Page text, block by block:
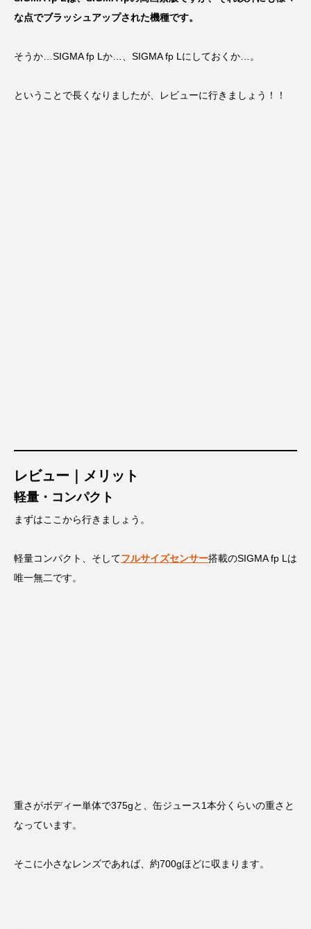
な点でブラッシュアップされた機種です。
そうか…SIGMA fp Lか…、SIGMA fp Lにしておくか…。
ということで長くなりましたが、レビューに行きましょう！！
レビュー｜メリット
軽量・コンパクト
まずはここから行きましょう。
軽量コンパクト、そしてフルサイズセンサー搭載のSIGMA fp Lは
唯一無二です。
重さがボディー単体で375gと、缶ジュース1本分くらいの重さと
なっています。
そこに小さなレンズであれば、約700gほどに収まります。